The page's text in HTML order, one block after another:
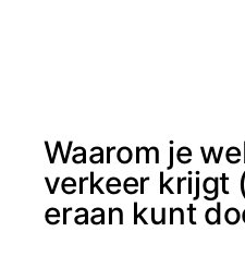
Waarom je
verkeer krijgt
eraan kunt